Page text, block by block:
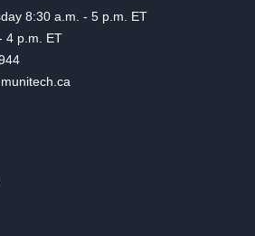
8:30 a.m. - 5 p.m. ET
p.m. ET